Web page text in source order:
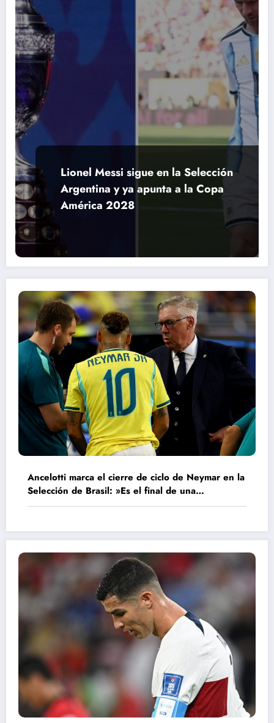
Lionel Messi sigue en la Selección
Argentina y ya apunta a la Copa
América 2028
Ancelotti marca el cierre de ciclo de Neymar en la
Selección de Brasil: »Es el final de una
generación»